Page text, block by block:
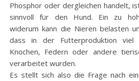
Phosphor oder dergleichen handelt,
sinnvoll für den Hund. Ein zu
widerum kann die Nieren belasten
dass in der Futterproduktion viel
Knochen, Federn oder andere
verarbeitet wurden.
Es stellt sich also die Frage nach